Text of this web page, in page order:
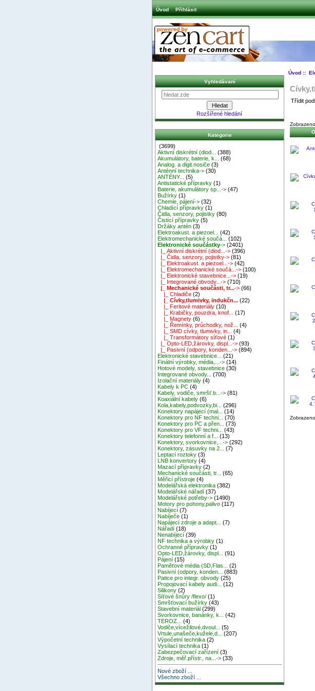
Úvod Přihlásit
Vyhledávaní
Rozšířené hledání
Kategorie
(3699)
Aktivní diskrétní (diod...
(388)
Akumulátory, baterie, k...
(68)
Analog. a digit.nosiče (3)
Anténní technika-> (30)
ANTÉNY...
(5)
Antistatické přípravky (1)
Baterie, akumulátory sp...-> (47)
Bužírky (1)
Chemie, pájení-> (32)
Chladící přípravky (1)
Čidla, senzory, pojistky (80)
Čistící přípravky (5)
Držáky antén (3)
Elektroakust. a piezoel...
(42)
Elektromechanické součá...
(102)
Elektronické součástky-> (2401)
|_ Aktivní diskrétní (diod...-> (396)
|_ Čidla, senzory, pojistky-> (81)
|_ Elektroakust. a piezoel...-> (42)
|_ Elektromechanické součá...-> (100)
|_ Elektronické stavebnice...-> (19)
|_ Integrované obvody...-> (710)
|_ Mechanické součásti, tr...-> (66)
|_ Chladiče (2)
|_ Cívky,tlumivky, indukčn... (22)
|_ Feritové materiály (10)
|_ Krabičky, pouzdra, knof...
(17)
|_ Magnety (6)
|_ Řemínky, průchodky, nož...
(4)
|_ SMD cívky, tlumivky, in...
(4)
|_ Transformátory síťové (1)
|_ Opto-LED,žárovky, displ...-> (93)
|_ Pasivní (odpory, konden...-> (894)
Elektronické stavebnice...
(21)
Finální výrobky, média,...-> (14)
Hotové modely, stavebnice (30)
Integrované obvody...
(700)
Izolační materiály (4)
Kabely k PC (4)
Kabely, vodiče, smršť.b...-> (81)
Koaxiální kabely (6)
Kola,kabely,podvozky,bi...
(296)
Konektory napájecí (mal...
(14)
Konektory pro NF techni...
(70)
Konektory pro PC a přen...
(73)
Konektory pro VF techni...
(43)
Konektory telefonní a f...
(13)
Konektory, svorkovnice,...-> (292)
Konektory, zásuvky na 2...
(7)
Leptací roztoky (3)
LNB konvertory (4)
Mazací přípravky (2)
Mechanické součásti, tr...
(65)
Měřicí přístroje (4)
Modelářská elektronika (382)
Modelářské nářadí (37)
Modelářské potřeby-> (1490)
Motory pro pohony,palivo (117)
Nabíjecí (7)
Nabíječe (1)
Napájecí zdroje a adapt...
(7)
Nářadí (18)
Nenabíjecí (39)
NF technika a výrobky (1)
Ochranné přípravky (1)
Opto-LED,žárovky, displ...
(91)
Pájení (15)
Paměťové média (SD,Flas...
(2)
Pasivní (odpory, konden...
(883)
Patice pro integr. obvody (25)
Propojovací kabely audi...
(12)
Silikony (2)
Síťové šnůry /flexo/ (1)
Smršťovací bužírky (43)
Stavební materiál (299)
Svorkovnice, banánky, k...
(42)
TEROZ...
(4)
Vodiče,vícežilové,dvoul...
(5)
Vrtule,unašeče,kužele,d...
(207)
Výpočetní technika (2)
Vysílací technika (1)
Zabezpečovací zařízení (3)
Zdroje, měř.přístr., na...-> (33)
Nové zboží ...
Všechno zboží ...
Úvod::
Třídit
Zobrazeno
Zobrazeno